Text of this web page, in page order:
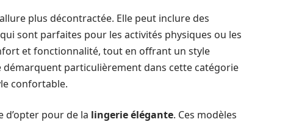
plus décontractée. Elle peut inclure des
sont parfaites pour les activités physiques ou les
et fonctionnalité, tout en offrant un style
démarquent particulièrement dans cette catégorie
confortable.
d’opter pour de la lingerie élégante. Ces modèles